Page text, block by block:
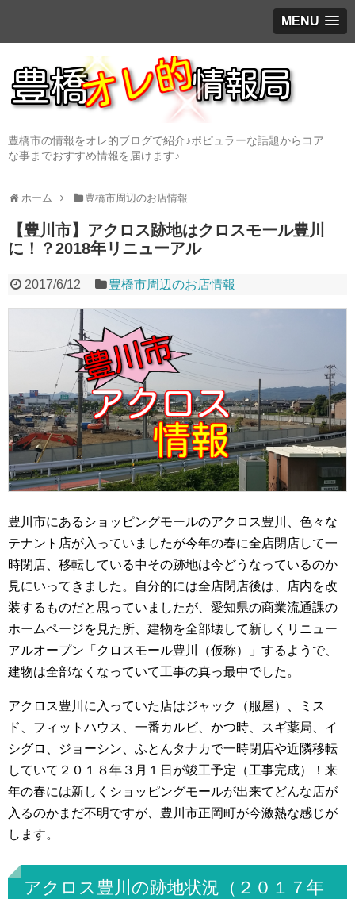
MENU
豊橋市の情報をオレ的ブログで紹介♪ポピュラーな話題からコア
な事までおすすめ情報を届けます♪
ホーム 豊橋市周辺のお店情報
【豊川市】アクロス跡地はクロスモール豊川
に！？2018年リニューアル
2017/6/12 豊橋市周辺のお店情報
豊川市にあるショッピングモールのアクロス豊川、色々な
テナント店が入っていましたが今年の春に全店閉店して一
時閉店、移転している中その跡地は今どうなっているのか
見にいってきました。自分的には全店閉店後は、店内を改
装するものだと思っていましたが、愛知県の商業流通課の
ホームページを見た所、建物を全部壊して新しくリニュー
アルオープン「クロスモール豊川（仮称）」するようで、
建物は全部なくなっていて工事の真っ最中でした。
アクロス豊川に入っていた店はジャック（服屋）、ミス
ド、フィットハウス、一番カルビ、かつ時、スギ薬局、イ
シグロ、ジョーシン、ふとんタナカで一時閉店や近隣移転
していて２０１８年３月１日が竣工予定（工事完成）！来
年の春には新しくショッピングモールが出来てどんな店が
入るのかまだ不明ですが、豊川市正岡町が今激熱な感じが
します。
アクロス豊川の跡地状況（２０１７年